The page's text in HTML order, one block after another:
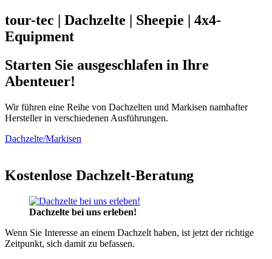
tour-tec | Dachzelte | Sheepie | 4x4-
Equipment
Starten Sie ausgeschlafen in Ihre
Abenteuer!
Wir führen eine Reihe von Dachzelten und Markisen namhafter
Hersteller in verschiedenen Ausführungen.
Dachzelte/Markisen
Kostenlose Dachzelt-Beratung
Dachzelte bei uns erleben!
Wenn Sie Interesse an einem Dachzelt haben, ist jetzt der richtige
Zeitpunkt, sich damit zu befassen.